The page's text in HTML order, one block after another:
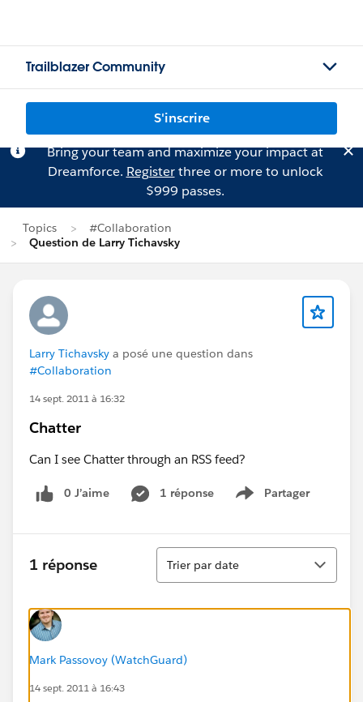
Trailblazer Community
S'inscrire
Bring your team and maximize your impact at
Dreamforce. Registerthree or more to unlock
$999 passes.
Topics
#Collaboration
Question de Larry Tichavsky
Larry Tichavsky a posé une question dans
#Collaboration
14 sept. 2011 à 16:32
Chatter
Can I see Chatter through an RSS feed?
0 J’aime 1 réponse Partager
Show menu
1 réponse
Tri
Trier par date
Mark Passovoy (WatchGuard)
14 sept. 2011 à 16:43